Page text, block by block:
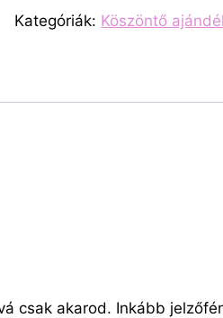
Kategóriák: Köszöntő
csak akarod. Inkább